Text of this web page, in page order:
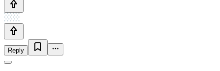
Reply